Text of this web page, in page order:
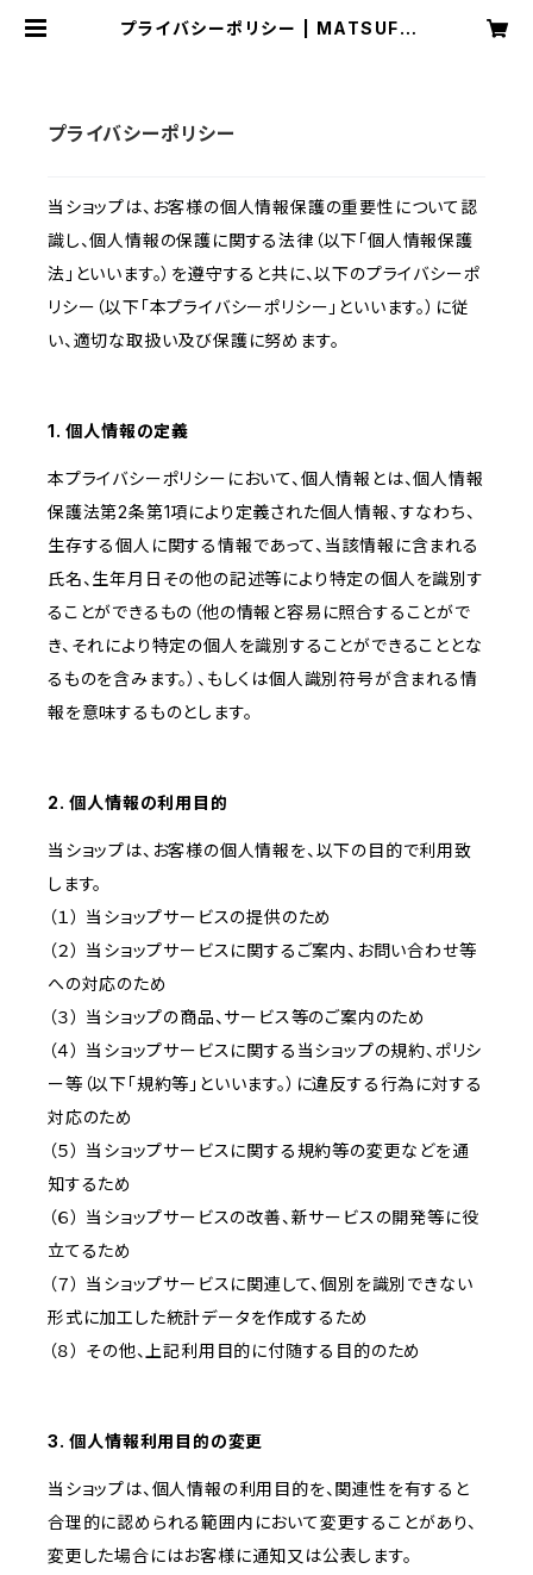
プライバシーポリシー | MATSUFU
プライバシーポリシー
当ショップは、お客様の個人情報保護の重要性について認
識し、個人情報の保護に関する法律（以下「個人情報保護
法」といいます。）を遵守すると共に、以下のプライバシーポ
リシー（以下「本プライバシーポリシー」といいます。）に従
い、適切な取扱い及び保護に努めます。
1. 個人情報の定義
本プライバシーポリシーにおいて、個人情報とは、個人情報
保護法第2条第1項により定義された個人情報、すなわち、
生存する個人に関する情報であって、当該情報に含まれる
氏名、生年月日その他の記述等により特定の個人を識別す
ることができるもの（他の情報と容易に照合することがで
き、それにより特定の個人を識別することができることとな
るものを含みます。）、もしくは個人識別符号が含まれる情
報を意味するものとします。
2. 個人情報の利用目的
当ショップは、お客様の個人情報を、以下の目的で利用致
します。
（１） 当ショップサービスの提供のため
（２） 当ショップサービスに関するご案内、お問い合わせ等
への対応のため
（３） 当ショップの商品、サービス等のご案内のため
（４） 当ショップサービスに関する当ショップの規約、ポリシ
ー等（以下「規約等」といいます。）に違反する行為に対する
対応のため
（５） 当ショップサービスに関する規約等の変更などを通
知するため
（６） 当ショップサービスの改善、新サービスの開発等に役
立てるため
（７） 当ショップサービスに関連して、個別を識別できない
形式に加工した統計データを作成するため
（８） その他、上記利用目的に付随する目的のため
3. 個人情報利用目的の変更
当ショップは、個人情報の利用目的を、関連性を有すると
合理的に認められる範囲内において変更することがあり、
変更した場合にはお客様に通知又は公表します。